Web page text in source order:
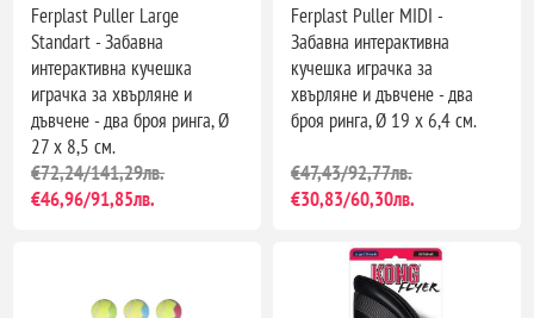
Ferplast Puller Large
Standart - Забавна
интерактивна кучешка
играчка за хвърляне и
дъвчене - два броя ринга, Ø
27 x 8,5 см.
€72,24/141,29лв.
€46,96/91,85лв.
Ferplast Puller MIDI -
Забавна интерактивна
кучешка играчка за
хвърляне и дъвчене - два
броя ринга, Ø 19 x 6,4 см.
€47,43/92,77лв.
€30,83/60,30лв.